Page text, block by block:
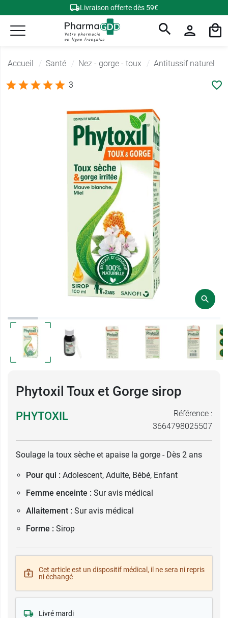
Livraison offerte dès 59€
Accueil Santé Nez - gorge - toux Antitussif naturel
3
Phytoxil Toux et Gorge sirop
PHYTOXIL
Référence :
3664798025507
Soulage la toux sèche et apaise la gorge - Dès 2 ans
Pour qui : Adolescent, Adulte, Bébé, Enfant
Femme enceinte : Sur avis médical
Allaitement : Sur avis médical
Forme : Sirop
Cet article est un dispositif médical, il ne sera ni repris
ni échangé
Livré mardi